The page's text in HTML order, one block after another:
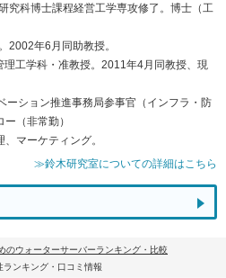
究科博士課程経営工学専攻修了。博士（工
2002年6月同助教授。
工学科・准教授。2011年4月同教授、現
ーション推進事務局参事官（インフラ・防
（非常勤）
マーケティング。
≫鈴木研究室についての詳細はこちら
のウォーターサーバーランキング・比較
ランキング・口コミ情報